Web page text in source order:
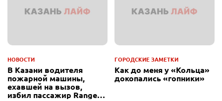
НОВОСТИ
В Казани водителя
пожарной машины,
ехавшей на вызов,
избил пассажир Range
ГОРОДСКИЕ ЗАМЕТКИ
Как до меня у «Кольца»
докопались «гопники»